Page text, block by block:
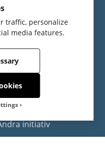
Västsverige
locals
initiativ
traffic, personalize
media features.